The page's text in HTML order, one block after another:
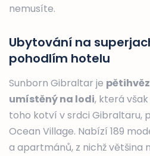
nemusíte.
Ubytování na
pohodlím hotelu
Sunborn Gibraltar je
umístěný na lodi, která
toho kotví v srdci Gibraltaru,
Ocean Village. Nabízí 189
a apartmánů, z nichž většina